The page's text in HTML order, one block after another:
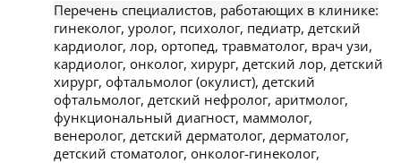
Перечень специалистов, работающих в клинике:
гинеколог, уролог, психолог, педиатр, детский
кардиолог, лор, ортопед, травматолог, врач узи,
кардиолог, онколог, хирург, детский лор, детский
хирург, офтальмолог (окулист), детский
офтальмолог, детский нефролог, аритмолог,
функциональный диагност, маммолог,
венеролог, детский дерматолог, дерматолог,
детский стоматолог, онколог-гинеколог,